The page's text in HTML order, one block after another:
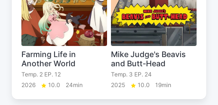
Farming Life in
Another World
Temp. 2 EP. 12
2026
10.0 24min
Mike Judge's Beavis
and Butt-Head
Temp. 3 EP. 24
2025
10.0 19min